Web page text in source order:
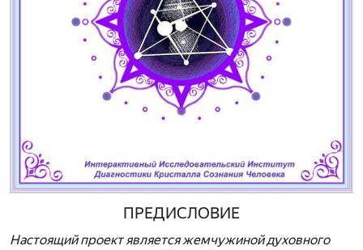
ПРЕДИСЛОВИЕ
Настоящий проект является жемчужиной духовного